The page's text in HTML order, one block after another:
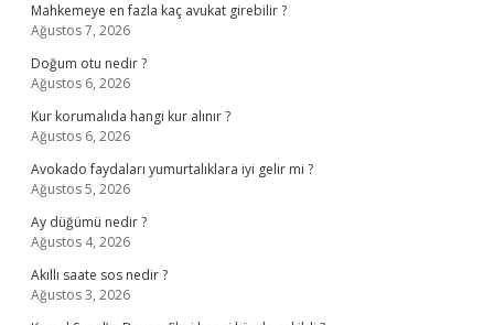
Mahkemeye en fazla kaç avukat girebilir ?
Ağustos 7, 2026
Doğum otu nedir ?
Ağustos 6, 2026
Kur korumalıda hangi kur alınır ?
Ağustos 6, 2026
Avokado faydaları yumurtalıklara iyi gelir mi ?
Ağustos 5, 2026
Ay düğümü nedir ?
Ağustos 4, 2026
Akıllı saate sos nedir ?
Ağustos 3, 2026